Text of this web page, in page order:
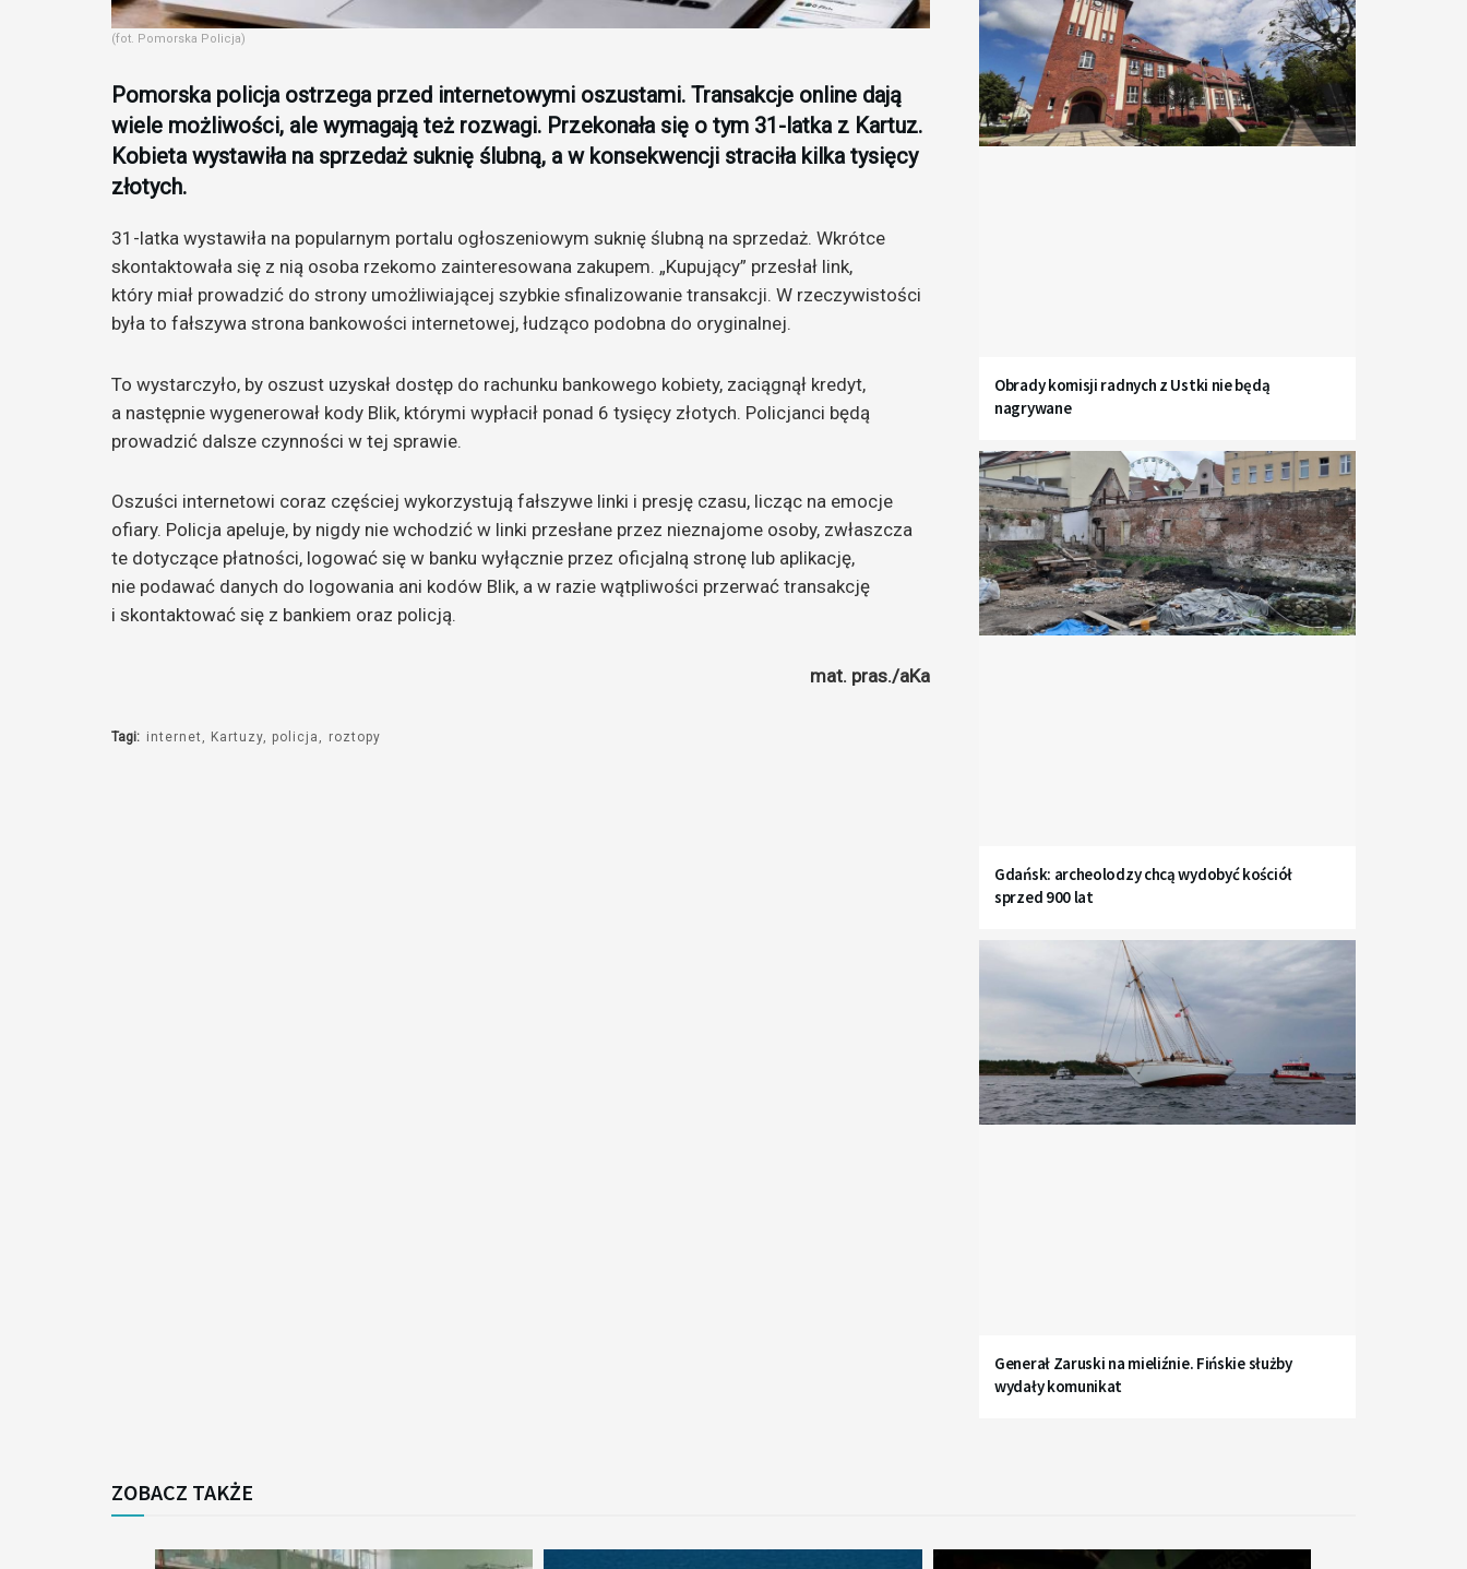
(fot. Pomorska Policja)
Pomorska policja ostrzega przed internetowymi oszustami. Transakcje online dają
wiele możliwości, ale wymagają też rozwagi. Przekonała się o tym 31-latka z Kartuz.
Kobieta wystawiła na sprzedaż suknię ślubną, a w konsekwencji straciła kilka tysięcy
złotych.
31-latka wystawiła na popularnym portalu ogłoszeniowym suknię ślubną na sprzedaż. Wkrótce
skontaktowała się z nią osoba rzekomo zainteresowana zakupem. „Kupujący” przesłał link,
który miał prowadzić do strony umożliwiającej szybkie sfinalizowanie transakcji. W rzeczywistości
była to fałszywa strona bankowości internetowej, łudząco podobna do oryginalnej.
To wystarczyło, by oszust uzyskał dostęp do rachunku bankowego kobiety, zaciągnął kredyt,
a następnie wygenerował kody Blik, którymi wypłacił ponad 6 tysięcy złotych. Policjanci będą
prowadzić dalsze czynności w tej sprawie.
Oszuści internetowi coraz częściej wykorzystują fałszywe linki i presję czasu, licząc na emocje
ofiary. Policja apeluje, by nigdy nie wchodzić w linki przesłane przez nieznajome osoby, zwłaszcza
te dotyczące płatności, logować się w banku wyłącznie przez oficjalną stronę lub aplikację,
nie podawać danych do logowania ani kodów Blik, a w razie wątpliwości przerwać transakcję
i skontaktować się z bankiem oraz policją.
mat. pras./aKa
Tagi: internet Kartuzy policja roztopy
Obrady komisji radnych z Ustki nie będą
nagrywane
Gdańsk: archeolodzy chcą wydobyć kościół
sprzed 900 lat
Generał Zaruski na mieliźnie. Fińskie służby
wydały komunikat
ZOBACZ TAKŻE